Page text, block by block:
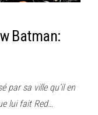
Batman:
par sa ville qu’il en
lui fait Red…